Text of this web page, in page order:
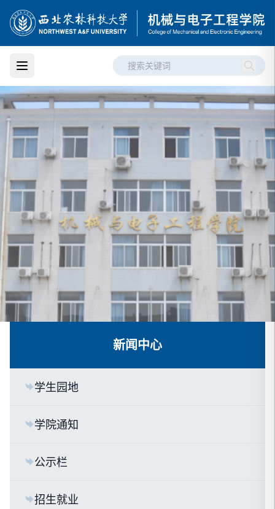
新闻中心
学生园地
学院通知
公示栏
招生就业